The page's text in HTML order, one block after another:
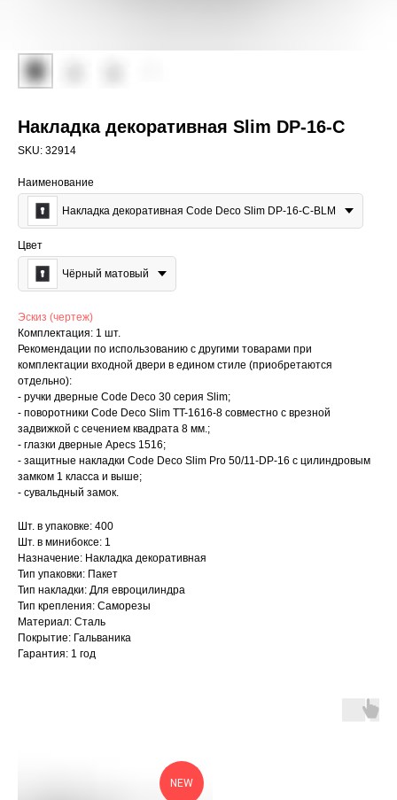
Накладка декоративная Slim DP-16-C
SKU: 32914
Наименование
Накладка декоративная Code Deco Slim DP-16-C-BLM
Цвет
Чёрный матовый
Эскиз (чертеж)
Комплектация: 1 шт.
Рекомендации по использованию с другими товарами при
комплектации входной двери в едином стиле (приобретаются
отдельно):
- ручки дверные Code Deco 30 серия Slim;
- поворотники Code Deco Slim TT-1616-8 совместно с врезной
задвижкой с сечением квадрата 8 мм.;
- глазки дверные Apecs 1516;
- защитные накладки Code Deco Slim Pro 50/11-DP-16 с цилиндровым
замком 1 класса и выше;
- сувальдный замок.
Шт. в упаковке: 400
Шт. в минибоксе: 1
Назначение: Накладка декоративная
Тип упаковки: Пакет
Тип накладки: Для евроцилиндра
Тип крепления: Саморезы
Материал: Сталь
Покрытие: Гальваника
Гарантия: 1 год
NEW